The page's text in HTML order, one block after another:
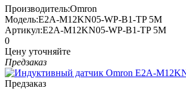
Производитель:Omron
Модель:E2A-M12KN05-WP-B1-TP 5M
Артикул:E2A-M12KN05-WP-B1-TP 5M
0
Цену уточняйте
Предзаказ
Предзаказ